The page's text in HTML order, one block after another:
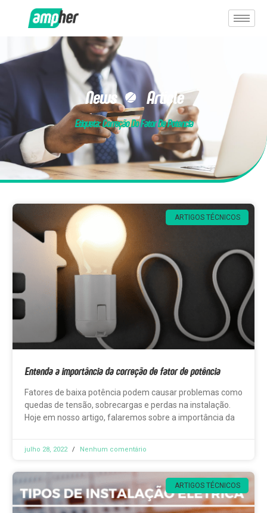
News & Article
Etiqueta: Correção Do Fator De Potencia
ARTIGOS TÉCNICOS
Entenda a importância da correção de fator de potência
Fatores de baixa potência podem causar problemas como
quedas de tensão, sobrecargas e perdas na instalação.
Hoje em nosso artigo, falaremos sobre a importância da
julho 28, 2022 Nenhum comentário
ARTIGOS TÉCNICOS